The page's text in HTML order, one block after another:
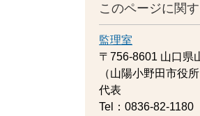
このページに関
監理室
〒756-8601 山口県
（山陽小野田市役
代表
Tel：0836-82-1180